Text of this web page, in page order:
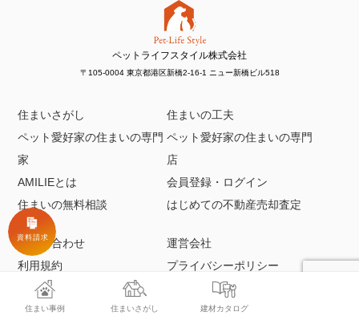
ペットライフスタイル株式会社
〒105-0004 東京都港区新橋2-16-1 ニュー新橋ビル518
住まいさがし
住まいの工夫
ペット愛好家の住まいの専門
家
ペット愛好家の住まいの専門
店
AMILIEとは
会員登録・ログイン
住まいの無料相談
はじめての不動産売却査定
お問い合わせ
運営会社
利用規約
プライバシーポリシー
本サイトに掲載されている記事・写真・イラスト等の
コンテンツの無断転載を禁じます。
住まい事例 住まいさがし 建材カタログ